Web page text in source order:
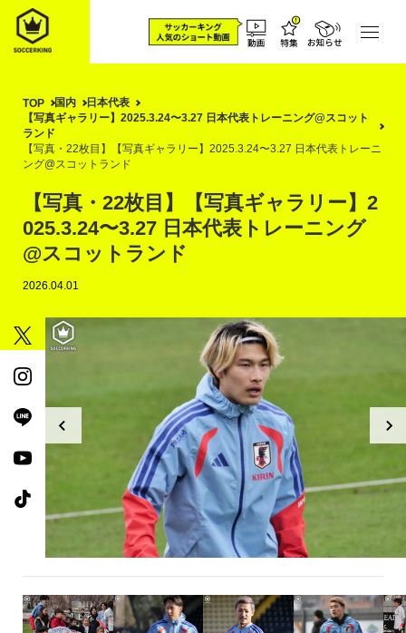
TOP 国内
日本代表
【写真ギャラリー】2025.3.24〜3.27 日本代表トレーニング@スコット
ランド
【写真・22枚目】【写真ギャラリー】2025.3.24〜3.27 日本代表トレーニ
ング@スコットランド
【写真・22枚目】【写真ギャラリー】2
025.3.24〜3.27 日本代表トレーニング
@スコットランド
2026.04.01